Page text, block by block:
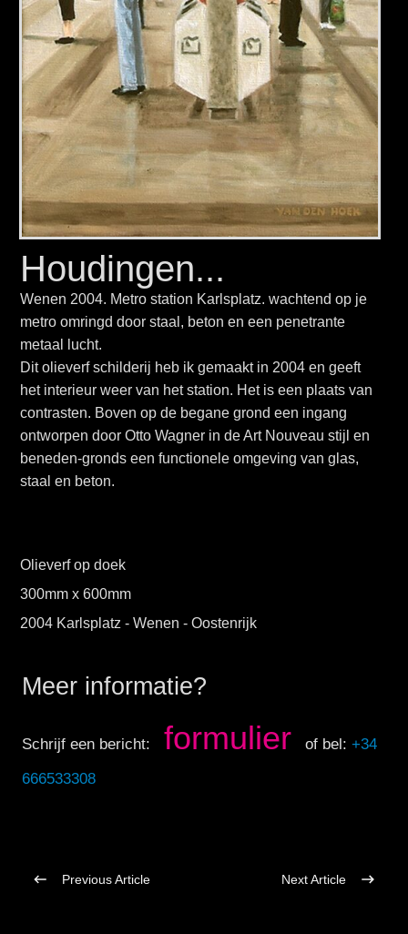
Houdingen...
Wenen 2004. Metro station Karlsplatz. wachtend op je
metro omringd door staal, beton en een penetrante
metaal lucht.
Dit olieverf schilderij heb ik gemaakt in 2004 en geeft
het interieur weer van het station. Het is een plaats van
contrasten. Boven op de begane grond een ingang
ontworpen door Otto Wagner in de Art Nouveau stijl en
beneden-gronds een functionele omgeving van glas,
staal en beton.
Olieverf op doek
300mm x 600mm
2004 Karlsplatz - Wenen - Oostenrijk
Meer informatie?
Schrijf een bericht: formulier of bel: +34
666533308
Previous Article Next Article